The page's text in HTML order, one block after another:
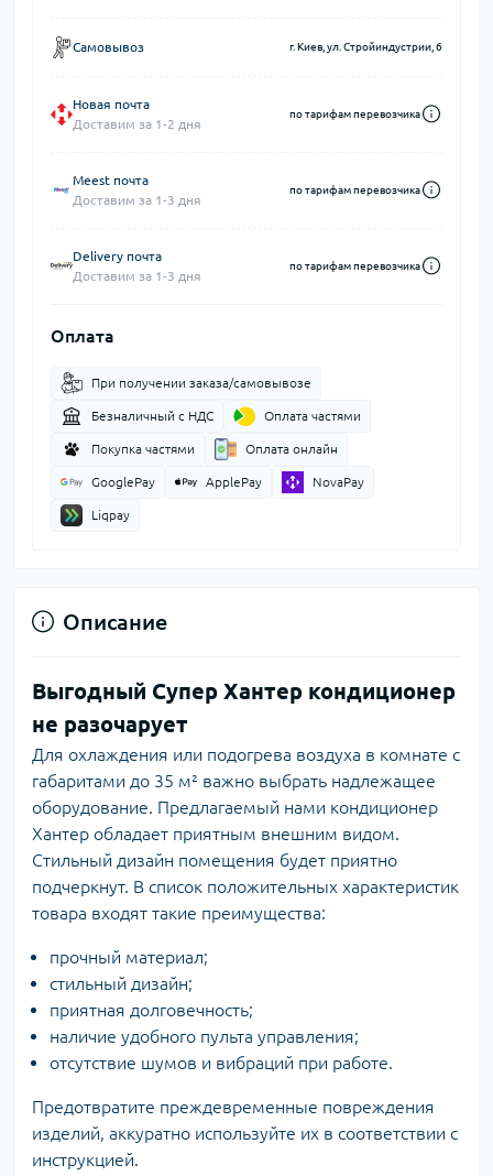
Самовывоз г. Киев, ул. Стройиндустрии, 6
Новая почта
Доставим за 1-2 дня
по тарифам перевозчика
Meest почта
Доставим за 1-3 дня
по тарифам перевозчика
Delivery почта
Доставим за 1-3 дня
по тарифам перевозчика
Оплата
При получении заказа/самовывозе
Безналичный с НДС Оплата частями
Покупка частями Оплата онлайн
GooglePay ApplePay NovaPay
Liqpay
Описание
Выгодный Супер Хантер кондиционер
не разочарует
Для охлаждения или подогрева воздуха в комнате с
габаритами до 35 м² важно выбрать надлежащее
оборудование. Предлагаемый нами кондиционер
Хантер обладает приятным внешним видом.
Стильный дизайн помещения будет приятно
подчеркнут. В список положительных характеристик
товара входят такие преимущества:
прочный материал;
стильный дизайн;
приятная долговечность;
наличие удобного пульта управления;
отсутствие шумов и вибраций при работе.
Предотвратите преждевременные повреждения
изделий, аккуратно используйте их в соответствии с
инструкцией.